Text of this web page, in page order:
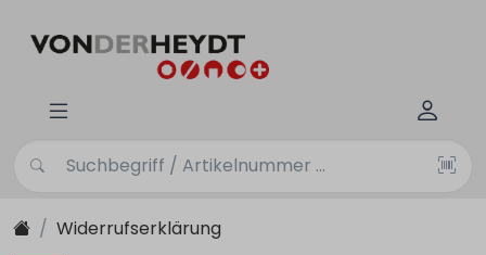
Widerrufserklärung